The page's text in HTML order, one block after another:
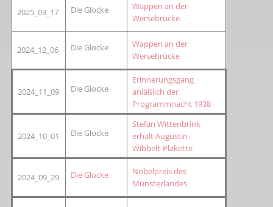
2025_03_17 Die Glocke
Wappen an der
Wersebrücke
2024_12_06 Die Glocke
Wappen an der
Wersebrücke
2024_11_09 Die Glocke
Erinnerungsgang
anläßlich der
Programmnacht 1938
2024_10_01 Die Glocke
Stefan Wittenbrink
erhält Augustin-
Wibbelt-Plakette
2024_09_29 Die Glocke
Nobelpreis des
Münsterlandes